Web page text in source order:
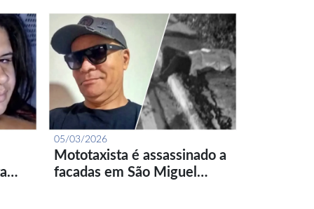
05/03/2026
Mototaxista é assassinado a
facadas em São Miguel…